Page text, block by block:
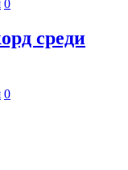
0
среди
0